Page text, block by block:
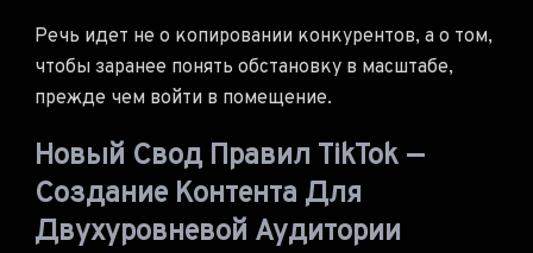
Речь идет не о копировании конкурентов, а о том,
чтобы заранее понять обстановку в масштабе,
прежде чем войти в помещение.
Новый Свод Правил TikTok —
Создание Контента Для
Двухуровневой Аудитории